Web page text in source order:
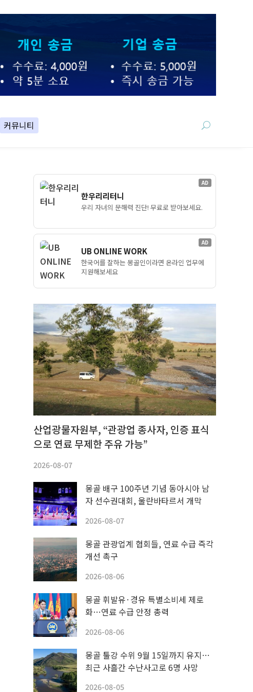
커뮤니티
AD
한우리리터니
우리 자녀의 문해력 진단! 무료로 받아보세요.
AD
UB ONLINE WORK
한국어를 잘하는 몽골인이라면 온라인 업무에
지원해보세요
산업광물자원부, “관광업 종사자, 인증 표식
으로 연료 무제한 주유 가능”
2026-08-07
몽골 배구 100주년 기념 동아시아 남
자 선수권대회, 울란바타르서 개막
2026-08-07
몽골 관광업계 협회들, 연료 수급 즉각
개선 촉구
2026-08-06
몽골 휘발유·경유 특별소비세 제로
화…연료 수급 안정 총력
2026-08-06
몽골 툴강 수위 9월 15일까지 유지…
최근 사흘간 수난사고로 6명 사망
2026-08-05